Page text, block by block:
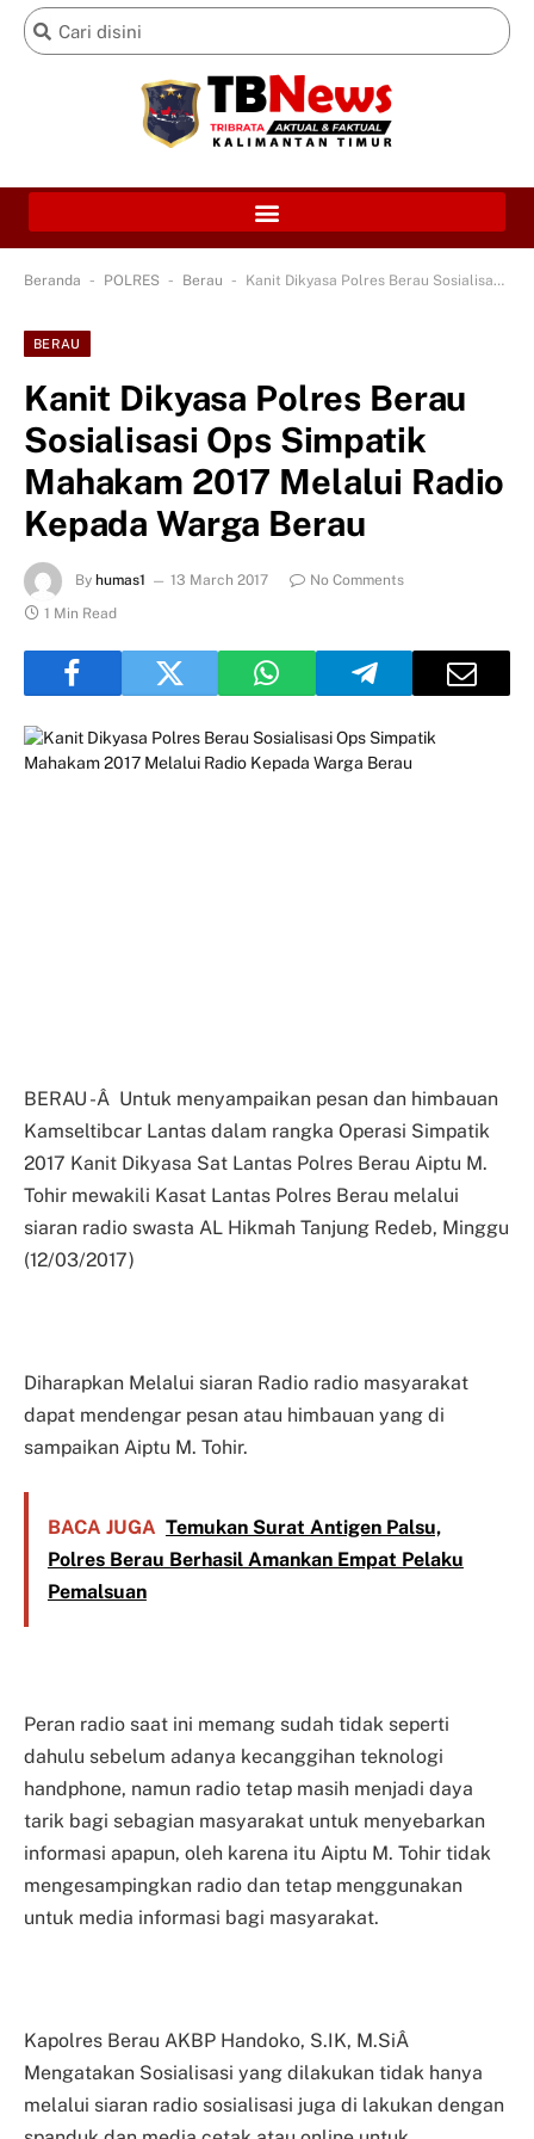
Beranda - POLRES - Berau - Kanit Dikyasa Polres Berau Sosialisasi Ops Simpatik Mahakam 2017 Melalui Radio Kepada Warga Berau
BERAU
Kanit Dikyasa Polres Berau
Sosialisasi Ops Simpatik
Mahakam 2017 Melalui Radio
Kepada Warga Berau
By humas1 13 March 2017
No Comments
1 Min Read
BERAU -Â Untuk menyampaikan pesan dan himbauan
Kamseltibcar Lantas dalam rangka Operasi Simpatik
2017 Kanit Dikyasa Sat Lantas Polres Berau Aiptu M.
Tohir mewakili Kasat Lantas Polres Berau melalui
siaran radio swasta AL Hikmah Tanjung Redeb, Minggu
(12/03/2017)
Diharapkan Melalui siaran Radio radio masyarakat
dapat mendengar pesan atau himbauan yang di
sampaikan Aiptu M. Tohir.
BACA JUGA Temukan Surat Antigen Palsu,
Polres Berau Berhasil Amankan Empat Pelaku
Pemalsuan
Peran radio saat ini memang sudah tidak seperti
dahulu sebelum adanya kecanggihan teknologi
handphone, namun radio tetap masih menjadi daya
tarik bagi sebagian masyarakat untuk menyebarkan
informasi apapun, oleh karena itu Aiptu M. Tohir tidak
mengesampingkan radio dan tetap menggunakan
untuk media informasi bagi masyarakat.
Kapolres Berau AKBP Handoko, S.IK, M.SiÂ
Mengatakan Sosialisasi yang dilakukan tidak hanya
melalui siaran radio sosialisasi juga di lakukan dengan